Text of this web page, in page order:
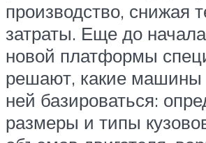
производство, снижая
затраты. Еще до
новой платформы
решают, какие машины
ней базироваться:
размеры и типы